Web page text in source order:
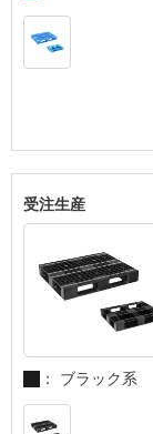
受注生産
： ブラック系